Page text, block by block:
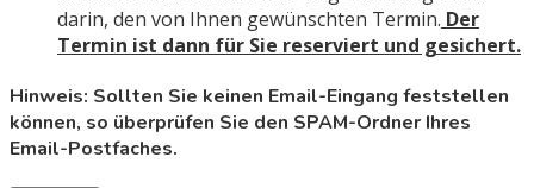
darin, den von Ihnen gewünschten Termin. Der
Termin ist dann für Sie reserviert und gesichert.
Hinweis: Sollten Sie keinen Email-Eingang feststellen
können, so überprüfen Sie den SPAM-Ordner Ihres
Email-Postfaches.